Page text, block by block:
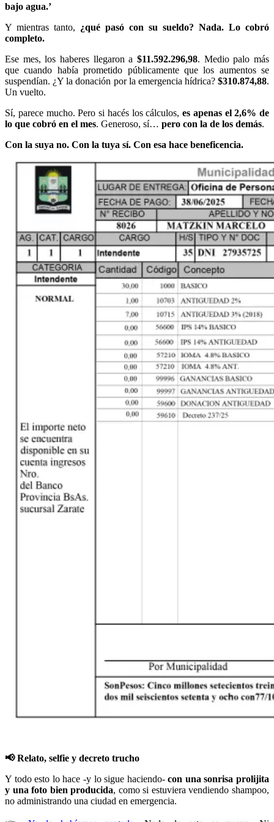
bajo agua.’
Y mientras tanto, ¿qué pasó con su sueldo? Nada. Lo cobró
completo.
Ese mes, los haberes llegaron a $11.592.296,98. Medio palo más
que cuando había prometido públicamente que los aumentos se
suspendían. ¿Y la donación por la emergencia hídrica? $310.874,88.
Un vuelto.
Sí, parece mucho. Pero si hacés los cálculos, es apenas el 2,6% de
lo que cobró en el mes. Generoso, sí… pero con la de los demás.
Con la suya no. Con la tuya sí. Con esa hace beneficencia.
📢Relato, selfie y decreto trucho
Y todo esto lo hace -y lo sigue haciendo-con una sonrisa prolijita
y una foto bien producida, como si estuviera vendiendo shampoo,
no administrando una ciudad en emergencia.